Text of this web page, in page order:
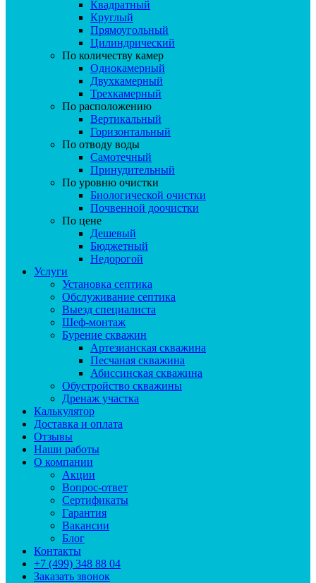
Квадратный
Круглый
Прямоугольный
Цилиндрический
По количеству камер
Однокамерный
Двухкамерный
Трехкамерный
По расположению
Вертикальный
Горизонтальный
По отводу воды
Самотечный
Принудительный
По уровню очистки
Биологической очистки
Почвенной доочистки
По цене
Дешевый
Бюджетный
Недорогой
Услуги
Установка септика
Обслуживание септика
Выезд специалиста
Шеф-монтаж
Бурение скважин
Артезианская скважина
Песчаная скважина
Абиссинская скважина
Обустройство скважины
Дренаж участка
Калькулятор
Доставка и оплата
Отзывы
Наши работы
О компании
Акции
Вопрос-ответ
Сертификаты
Гарантия
Вакансии
Блог
Контакты
+7 (499) 348 88 04
Заказать звонок